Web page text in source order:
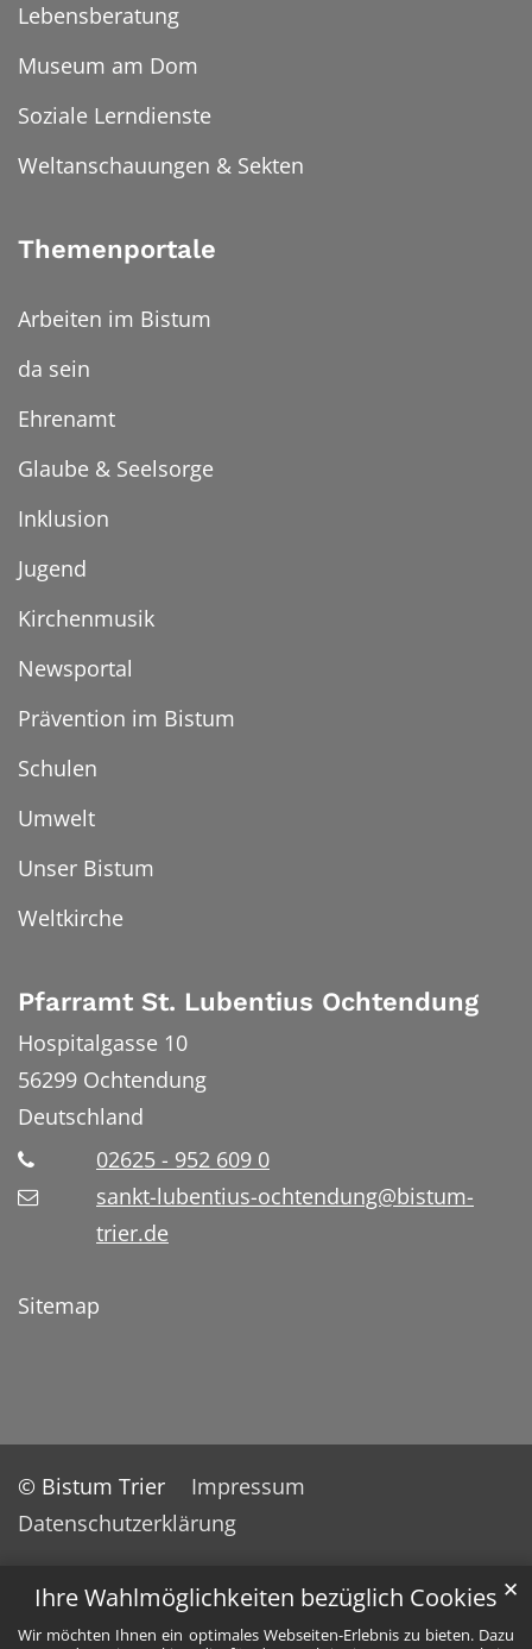
Ihre Wahlmöglichkeiten bezüglich Cookies
Wir möchten Ihnen ein optimales Webseiten-Erlebnis zu bieten. Dazu
✕
Lebensberatung
Museum am Dom
Soziale Lerndienste
Weltanschauungen & Sekten
Themenportale
Arbeiten im Bistum
da sein
Ehrenamt
Glaube & Seelsorge
Inklusion
Jugend
Kirchenmusik
Newsportal
Prävention im Bistum
Schulen
Umwelt
Unser Bistum
Weltkirche
Pfarramt St. Lubentius Ochtendung
Hospitalgasse 10
56299 Ochtendung
Deutschland
02625 - 952 609 0
sankt-lubentius-ochtendung@bistum-
trier.de
Sitemap
© Bistum Trier
Impressum
Datenschutzerklärung